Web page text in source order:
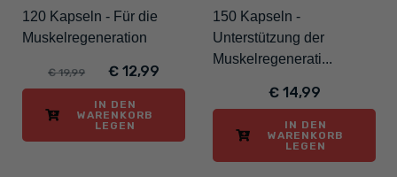
120 Kapseln - Für die
Muskelregeneration
€ 19,99 € 12,99
IN DEN
WARENKORB
LEGEN
150 Kapseln -
Unterstützung der
Muskelregenerati...
€ 14,99
IN DEN
WARENKORB
LEGEN